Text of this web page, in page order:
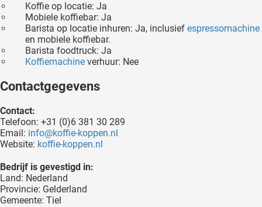
Koffie op locatie: Ja
Mobiele koffiebar: Ja
Barista op locatie inhuren: Ja, inclusiefespressomachine
en mobiele koffiebar.
Barista foodtruck: Ja
Koffiemachine verhuur: Nee
Contactgegevens
Contact:
Telefoon: +31 (0)6 381 30 289
Email: info@koffie-koppen.nl
Website: koffie-koppen.nl
Bedrijf is gevestigd in:
Land: Nederland
Provincie: Gelderland
Gemeente: Tiel